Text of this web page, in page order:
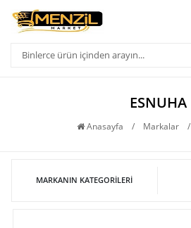
ESNUHA
Anasayfa / Markalar /
MARKANIN KATEGORILERI